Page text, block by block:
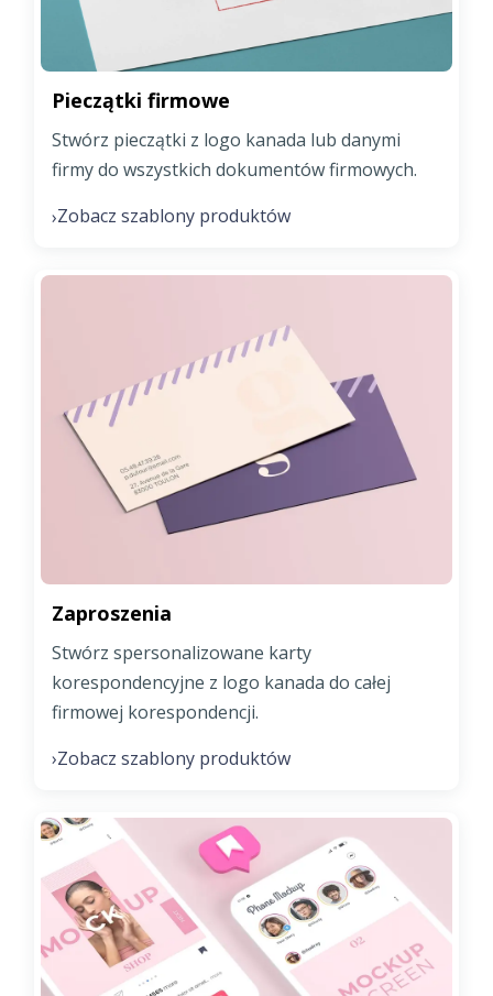
Pieczątki firmowe
Stwórz pieczątki z logo kanada lub danymi
firmy do wszystkich dokumentów firmowych.
›Zobacz szablony produktów
Zaproszenia
Stwórz spersonalizowane karty
korespondencyjne z logo kanada do całej
firmowej korespondencji.
›Zobacz szablony produktów